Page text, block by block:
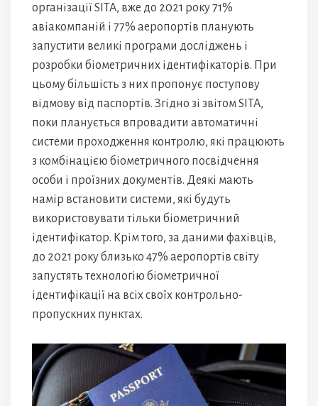
організації SITA, вже до 2021 року 71%
авіакомпаній і 77% аеропортів планують
запустити великі програми досліджень і
розробки біометричних ідентифікаторів. При
цьому більшість з них пропонує поступову
відмову від паспортів. Згідно зі звітом SITA,
поки планується впровадити автоматичні
системи проходження контролю, які працюють
з комбінацією біометричного посвідчення
особи і проїзних документів. Деякі мають
намір встановити системи, які будуть
використовувати тільки біометричний
ідентифікатор. Крім того, за даними фахівців,
до 2021 року близько 47% аеропортів світу
запустять технологію біометричної
ідентифікації на всіх своїх контрольно-
пропускних пунктах.